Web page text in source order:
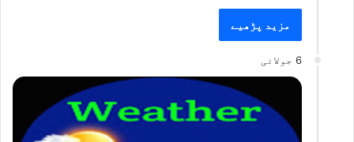
مزید پڑھیے
6 جولائی